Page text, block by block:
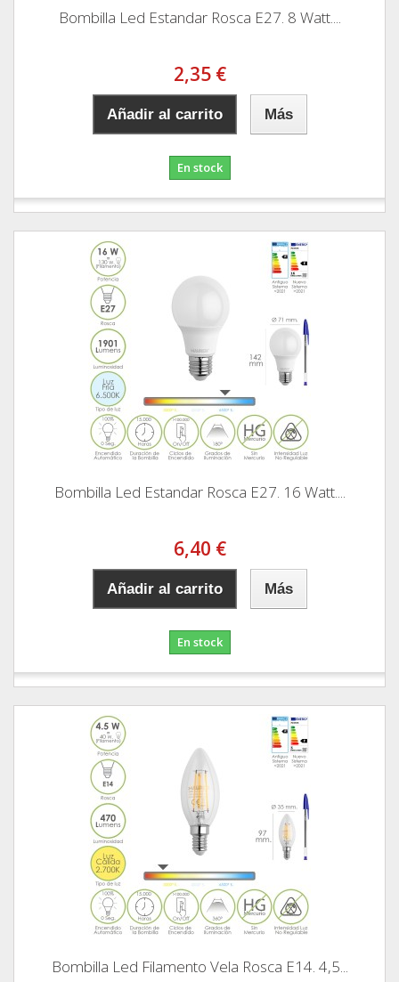
Bombilla Led Estandar Rosca E27. 8 Watt....
2,35 €
Añadir al carrito Más
En stock
Bombilla Led Estandar Rosca E27. 16 Watt....
6,40 €
Añadir al carrito Más
En stock
Bombilla Led Filamento Vela Rosca E14. 4,5...